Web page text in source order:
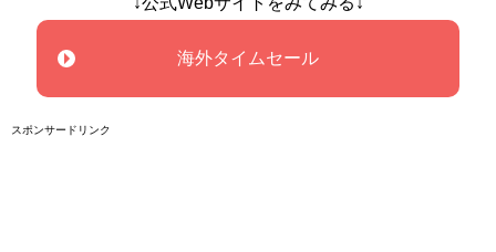
海外タイムセール
スポンサードリンク